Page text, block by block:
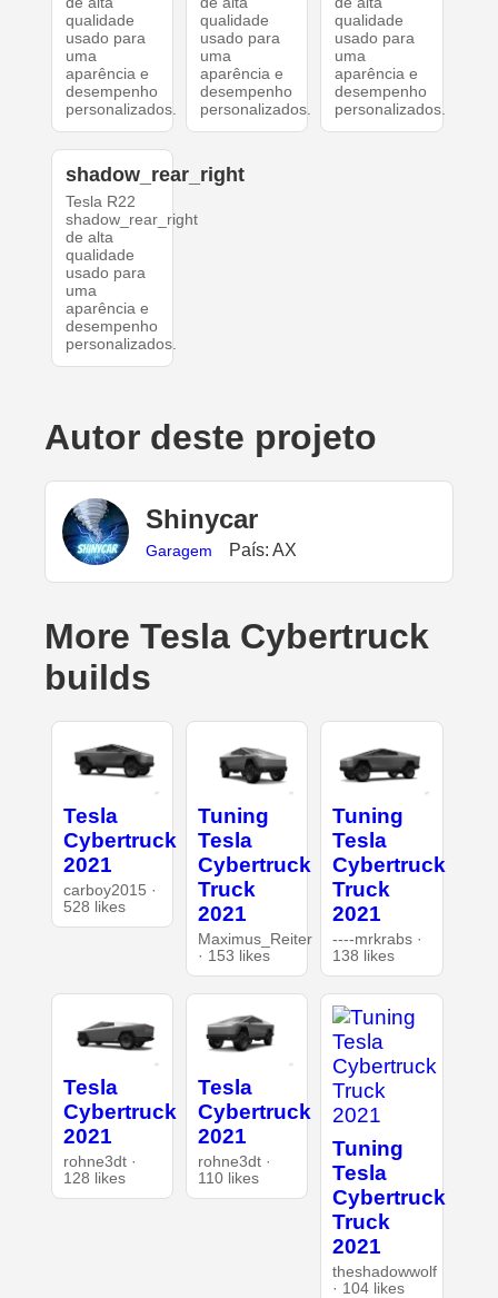
qualidade
usado para
uma
aparência e
desempenho
personalizados.
qualidade
usado para
uma
aparência e
desempenho
personalizados.
qualidade
usado para
uma
aparência e
desempenho
personalizados.
shadow_rear_right
Tesla R22
shadow_rear_right
de alta
qualidade
usado para
uma
aparência e
desempenho
personalizados.
Autor deste projeto
Shinycar
Garagem País: AX
More Tesla Cybertruck
builds
Tesla
Cybertruck
2021
carboy2015 ·
528 likes
Tuning
Tesla
Cybertruck
Truck
2021
Maximus_Reiter
· 153 likes
Tuning
Tesla
Cybertruck
Truck
2021
----mrkrabs ·
138 likes
Tesla
Cybertruck
2021
rohne3dt ·
128 likes
Tesla
Cybertruck
2021
rohne3dt ·
110 likes
Tuning
Tesla
Cybertruck
Truck
2021
theshadowwolf
· 104 likes